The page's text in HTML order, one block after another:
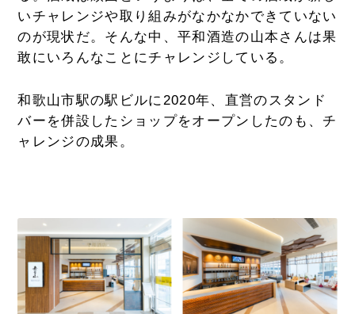
いチャレンジや取り組みがなかなかできていない
のが現状だ。そんな中、平和酒造の山本さんは果
敢にいろんなことにチャレンジしている。
和歌山市駅の駅ビルに2020年、直営のスタンド
バーを併設したショップをオープンしたのも、チ
ャレンジの成果。